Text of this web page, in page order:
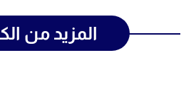
المزيد من